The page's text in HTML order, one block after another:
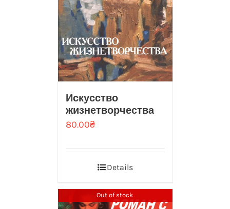
Искусство
жизнетворчества
80.00₴
Details
Out of stock